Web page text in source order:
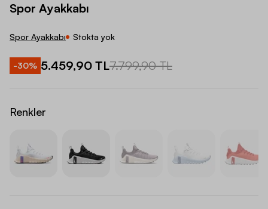
Spor Ayakkabı
Spor Ayakkabı Stokta yok
-30% 5.459,90 TL7.799,90 TL
Renkler